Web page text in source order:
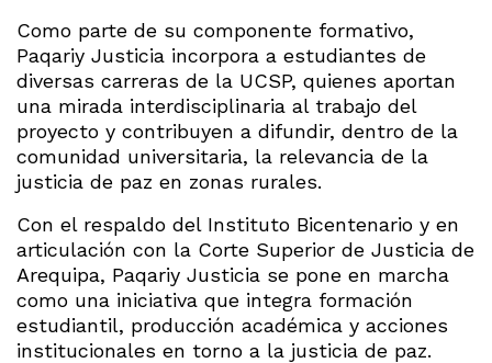
Como parte de su componente formativo,
Paqariy Justicia incorpora a estudiantes de
diversas carreras de la UCSP, quienes aportan
una mirada interdisciplinaria al trabajo del
proyecto y contribuyen a difundir, dentro de la
comunidad universitaria, la relevancia de la
justicia de paz en zonas rurales.
Con el respaldo del Instituto Bicentenario y en
articulación con la Corte Superior de Justicia de
Arequipa, Paqariy Justicia se pone en marcha
como una iniciativa que integra formación
estudiantil, producción académica y acciones
institucionales en torno a la justicia de paz.